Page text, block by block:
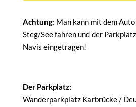
Achtung: Man kann mit dem Auto
Steg/See fahren und der
Navis eingetragen!
Der Parkplatz:
Wanderparkplatz Karbrücke /